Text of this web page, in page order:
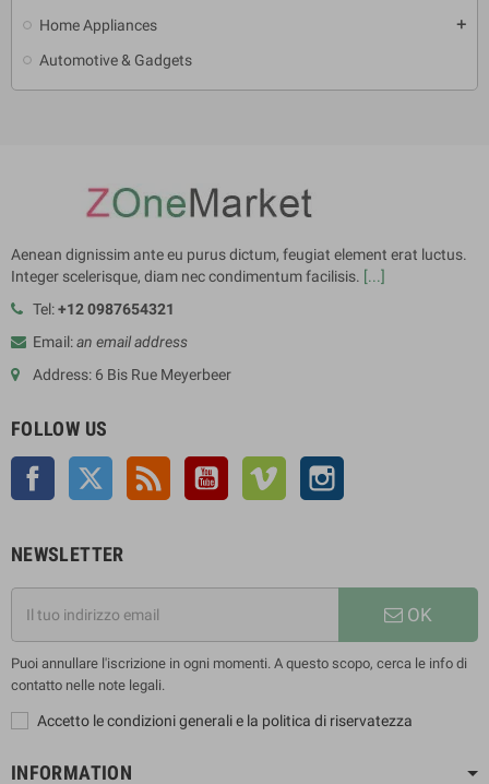
Home Appliances add
Automotive & Gadgets
Aenean dignissim ante eu purus dictum, feugiat element erat luctus.
Integer scelerisque, diam nec condimentum facilisis. [...]
Tel:+12 0987654321
Email:an email address
Address: 6 Bis Rue Meyerbeer
FOLLOW US
Facebook Twitter Rss YouTube Vimeo
NEWSLETTER
OK
Puoi annullare l'iscrizione in ogni momenti. A questo scopo, cerca le info di
contatto nelle note legali.
Accetto le condizioni generali e la politica di riservatezza
INFORMATION